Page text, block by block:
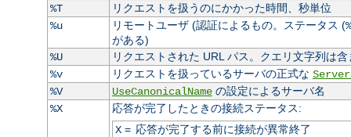
%T
リクエストを扱うのにかかった時間、秒単位
%u
リモートユーザ (認証によるもの。ステータス (
がある)
%U
リクエストされた URL パス。クエリ文字列は含
%v
リクエストを扱っているサーバの正式な
%V
UseCanonicalNameの設定によるサーバ名
%X
応答が完了したときの接続ステータス:
X= 応答が完了する前に接続が異常終了